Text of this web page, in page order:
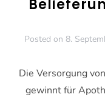
Posted on 8.
Die Versorgung
gewinnt für